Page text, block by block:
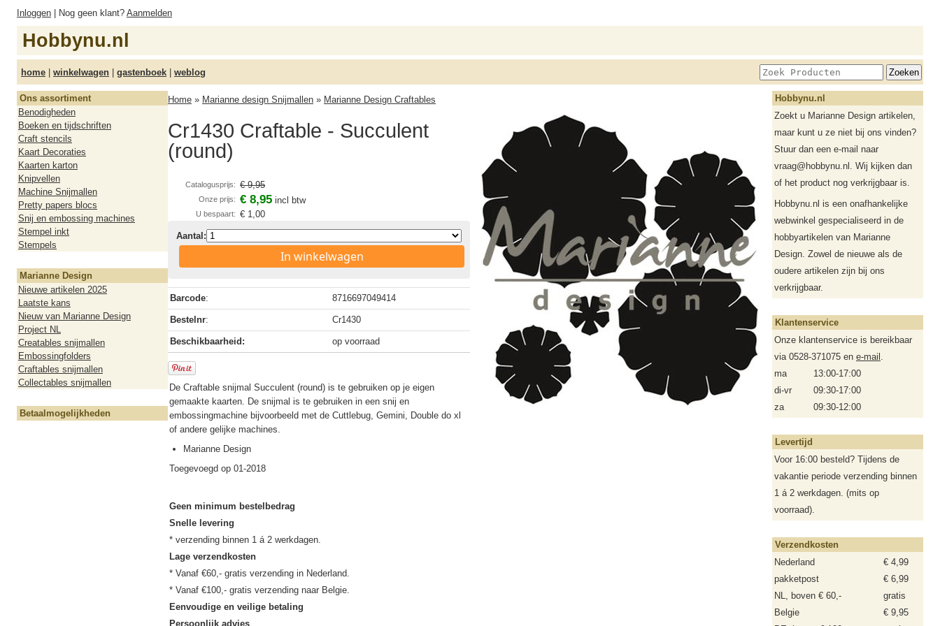
Inloggen | Nog geen klant? Aanmelden
Hobbynu.nl
home | winkelwagen | gastenboek | weblog
Ons assortiment
Benodigheden
Boeken en tijdschriften
Craft stencils
Kaart Decoraties
Kaarten karton
Knipvellen
Machine Snijmallen
Pretty papers blocs
Snij en embossing machines
Stempel inkt
Stempels
Marianne Design
Nieuwe artikelen 2025
Laatste kans
Nieuw van Marianne Design
Project NL
Creatables snijmallen
Embossingfolders
Craftables snijmallen
Collectables snijmallen
Betaalmogelijkheden
Home » Marianne design Snijmallen » Marianne Design Craftables
Cr1430 Craftable - Succulent
(round)
Catalogusprijs: € 9,95
Onze prijs: € 8,95 incl btw
U bespaart: € 1,00
Aantal:
In winkelwagen
Barcode: 8716697049414
Bestelnr: Cr1430
Beschikbaarheid: op voorraad
De Craftable snijmal Succulent (round) is te gebruiken op je eigen
gemaakte kaarten. De snijmal is te gebruiken in een snij en
embossingmachine bijvoorbeeld met de Cuttlebug, Gemini, Double do xl
of andere gelijke machines.
Marianne Design
Toegevoegd op 01-2018
Geen minimum bestelbedrag
Snelle levering
Lage verzendkosten
* Vanaf €60,- gratis verzending in Nederland.
Eenvoudige en veilige betaling
Persoonlijk advies
Hobbynu.nl
Zoekt u Marianne Design artikelen,
maar kunt u ze niet bij ons vinden?
Stuur dan een e-mail naar
vraag@hobbynu.nl. Wij kijken dan
of het product nog verkrijgbaar is.
Hobbynu.nl is een onafhankelijke
webwinkel gespecialiseerd in de
hobbyartikelen van Marianne
Design. Zowel de nieuwe als de
oudere artikelen zijn bij ons
verkrijgbaar.
Klantenservice
Onze klantenservice is bereikbaar
via 0528-371075 en e-mail .
ma
13:00-17:00
di-vr
09:30-17:00
za
09:30-12:00
Levertijd
Voor 16:00 besteld? Tijdens de
vakantie periode verzending binnen
1 á 2 werkdagen. (mits op
voorraad).
Verzendkosten
Nederland
€ 4,99
pakketpost
€ 6,99
NL, boven € 60,-
gratis
Belgie
€ 9,95